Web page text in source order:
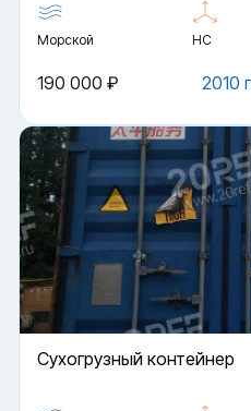
Морской HC
2010
190 000 ₽
Cухогрузный контейнер